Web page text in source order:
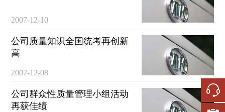
2007-12-10
公司质量知识全国统考再创新
高
2007-12-08
公司群众性质量管理小组活动
再获佳绩